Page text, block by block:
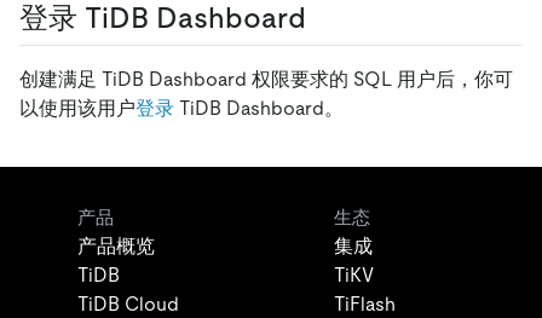
登录 TiDB Dashboard
创建满足 TiDB Dashboard 权限要求的 SQL 用户后，你可
以使用该用户登录 TiDB Dashboard。
产品
产品概览
TiDB
TiDB Cloud
生态
集成
TiKV
TiFlash